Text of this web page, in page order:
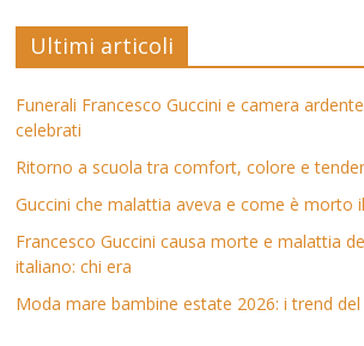
Ultimi articoli
Funerali Francesco Guccini e camera
celebrati
Ritorno a scuola tra comfort, colore e
Guccini che malattia aveva e come è morto
Francesco Guccini causa morte e malattia
italiano: chi era
Moda mare bambine estate 2026: i trend